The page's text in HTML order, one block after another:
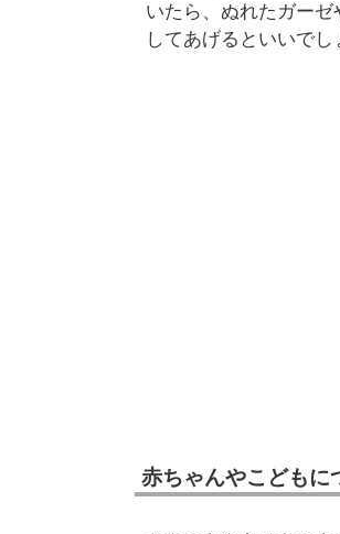
いたら、ぬれたガー
してあげるといいで
赤ちゃんやこどもに